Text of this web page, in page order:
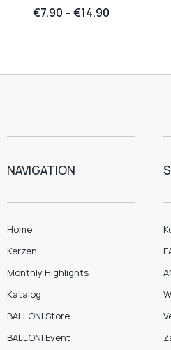
€7.90 –€14.90
NAVIGATION
Home
Kerzen
Monthly Highlights
Katalog
BALLONI Store
BALLONI Event